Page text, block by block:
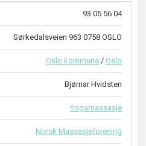
93 05 56 04
Sørkedalsveien 963 0758 OSLO
Oslo kommune / Oslo
Bjørnar Hvidsten
Yogamassasje
Norsk Massasjeforening